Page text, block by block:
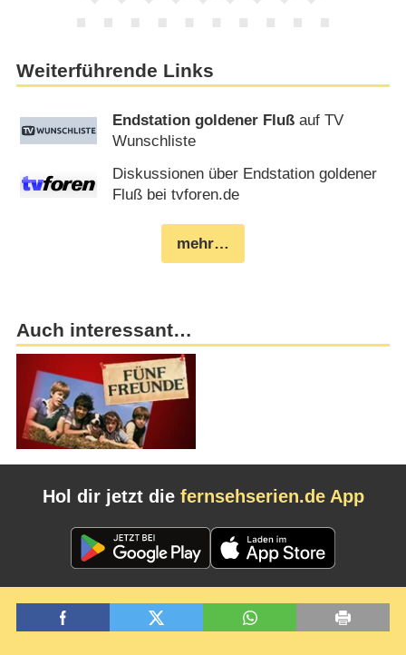
Weiterführende Links
Endstation goldener Fluß auf TV
Wunschliste
Diskussionen über Endstation goldener
Fluß bei tvforen.de
mehr…
Auch interessant…
Hol dir jetzt die fernsehserien.de App